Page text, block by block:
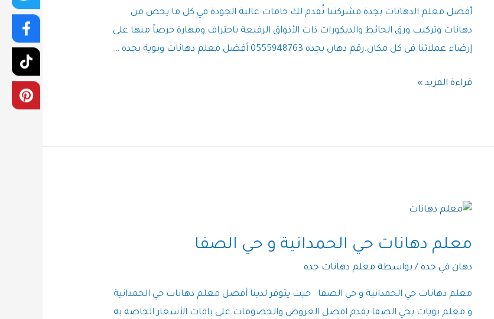
أفضل معلم الدهانات بجدة فشركتنا تُقدم لك خامات عالية الجودة في كل ما يخص من
دهانات وتركيب ورق الحائط والديكورات ذات الأذواق الرفيعة باحتراف ومهارة حرصاً منها على
إرضاء عملائنا في كل مكان.رقم دهان بجده 0555948763 أفضل معلم دهانات وبوية بجده …
معلم
في
|
0555948763
قراءة المزيد »
معلم دهانات حي الحمدانية و حي الصفا
دهان في جده / بواسطة معلم دهانات جده
معلم دهانات حي الحمدانية و حي الصفا حيث يتوفر لدينا أفضل معلم دهانات حي الحمدانية
و معلم بويات بحي الصفا يقدم افضل العروض والخصومات على باقات الأسعار الخاصة به